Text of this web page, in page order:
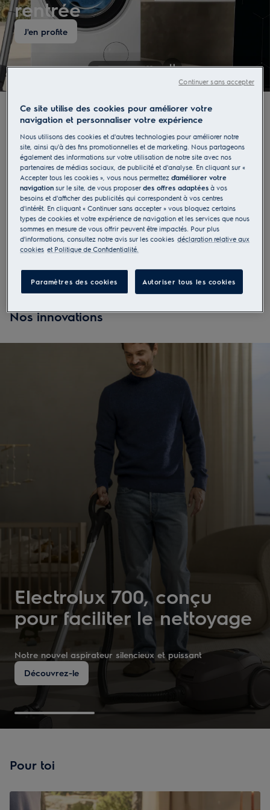
rentrée
J'en profite
Nos catégories
Cuisson Soin du linge
Réfrigérateur et congélateur
Lave-vaisselle Aspirateur
Nos innovations
Electrolux 700, conçu
pour faciliterlenettoyage
Notre nouvel aspirateur silencieux et puissant
Découvrez-le
Pour toi
Ce site utilise des cookies pour améliorer votre
navigation et personnaliser votre expérience
Nous utilisons des cookies et d'autres technologies pour améliorer notre
site, ainsi qu'à des fins promotionnelles et de marketing. Nous partageons
également des informations sur votre utilisation de notre site avec nos
partenaires de médias sociaux, de publicité et d'analyse. En cliquant sur «
Accepter tous les cookies », vous nous permettezd'améliorer votre
navigation sur le site, de vous proposerdes offres adaptées à vos
besoins et d'afficher des publicités qui correspondent à vos centres
d'intérêt. En cliquant « Continuer sans accepter » vous bloquez certains
types de cookies et votre expérience de navigation et les services que nous
sommes en mesure de vous offrir peuvent être impactés. Pour plus
d'informations, consultez notre avis sur les cookies déclaration relative aux
cookies et Politique de Confidentialité.
Paramètres des cookies Autoriser tous les cookies
Continuer sans accepter